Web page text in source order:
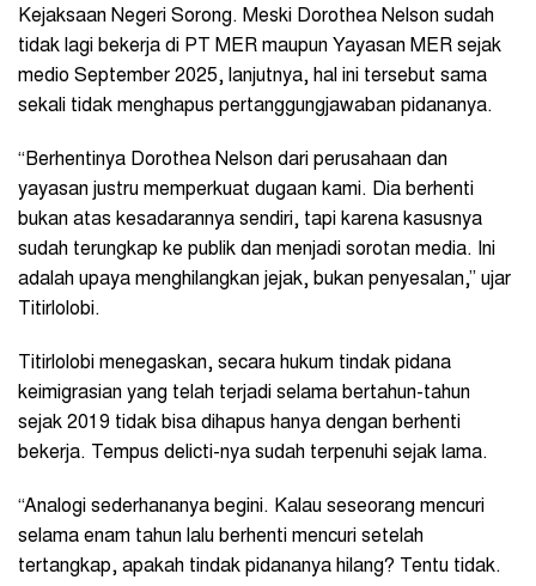
Kejaksaan Negeri Sorong. Meski Dorothea Nelson sudah
tidak lagi bekerja di PT MER maupun Yayasan MER sejak
medio September 2025, lanjutnya, hal ini tersebut sama
sekali tidak menghapus pertanggungjawaban pidananya.
“Berhentinya Dorothea Nelson dari perusahaan dan
yayasan justru memperkuat dugaan kami. Dia berhenti
bukan atas kesadarannya sendiri, tapi karena kasusnya
sudah terungkap ke publik dan menjadi sorotan media. Ini
adalah upaya menghilangkan jejak, bukan penyesalan,” ujar
Titirlolobi.
Titirlolobi menegaskan, secara hukum tindak pidana
keimigrasian yang telah terjadi selama bertahun-tahun
sejak 2019 tidak bisa dihapus hanya dengan berhenti
bekerja. Tempus delicti-nya sudah terpenuhi sejak lama.
“Analogi sederhananya begini. Kalau seseorang mencuri
selama enam tahun lalu berhenti mencuri setelah
tertangkap, apakah tindak pidananya hilang? Tentu tidak.